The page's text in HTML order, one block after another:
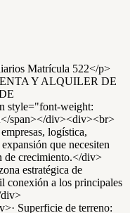
Matrícula 522</p>
Y ALQUILER DE
style="font-weight:
span></div><div><br>
logística,
que necesiten
de crecimiento.</div>
estratégica de
conexión a los principales
Superficie de terreno: